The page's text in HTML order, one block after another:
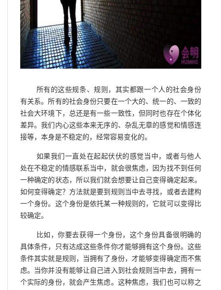
所有的这些规条、规则，其实都跟一个人的社会身份
有关系。所有的社会身份只要在一个大的、统一的、一致的
社会大环境下，总还是有一些一致性，但同时也存在个体化
差异。我们内心这些本来无序的、杂乱无章的感觉和情感连
接等，本身是不稳定的，经常容易变化的。
如果我们一直处在起起伏伏的感觉当中，或者与他人
处在不稳定的情感联系当中，就会很焦虑，因为找不到任何
一种确定的状态，所以我们就会想要让自己变得确定起来。
如何变得确定？方法就是要到规则当中去寻找，或者去建构
一个身份。这个身份是依托某一种规则的，它就可以变得比
较确定。
比如，你要去获得一个身份，这个身份具备很明确的
具体条件，只有达成这些条件你才能够拥有这个身份。这些
条件其实就是规则，当拥有了身份，才能够变得确定而不焦
虑。当你并没有能够让自己进入到社会规则当中去，拥有一
个实际的身份，就会产生焦虑。这种焦虑，我们也可以称之